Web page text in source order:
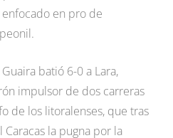
en pro de
batió 6-0 a Lara,
impulsor de dos carreras
de los litoralenses, que tras
la pugna por la